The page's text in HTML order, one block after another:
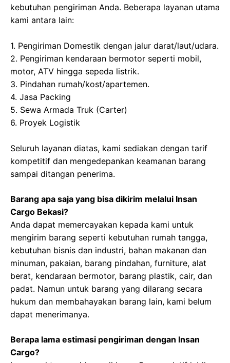
kebutuhan pengiriman Anda. Beberapa layanan utama
kami antara lain:
1. Pengiriman Domestik dengan jalur darat/laut/udara.
2. Pengiriman kendaraan bermotor seperti mobil,
motor, ATV hingga sepeda listrik.
3. Pindahan rumah/kost/apartemen.
4. Jasa Packing
5. Sewa Armada Truk (Carter)
6. Proyek Logistik
Seluruh layanan diatas, kami sediakan dengan tarif
kompetitif dan mengedepankan keamanan barang
sampai ditangan penerima.
Barang apa saja yang bisa dikirim melalui Insan
Cargo Bekasi?
Anda dapat memercayakan kepada kami untuk
mengirim barang seperti kebutuhan rumah tangga,
kebutuhan bisnis dan industri, bahan makanan dan
minuman, pakaian, barang pindahan, furniture, alat
berat, kendaraan bermotor, barang plastik, cair, dan
padat. Namun untuk barang yang dilarang secara
hukum dan membahayakan barang lain, kami belum
dapat menerimanya.
Berapa lama estimasi pengiriman dengan Insan
Cargo?